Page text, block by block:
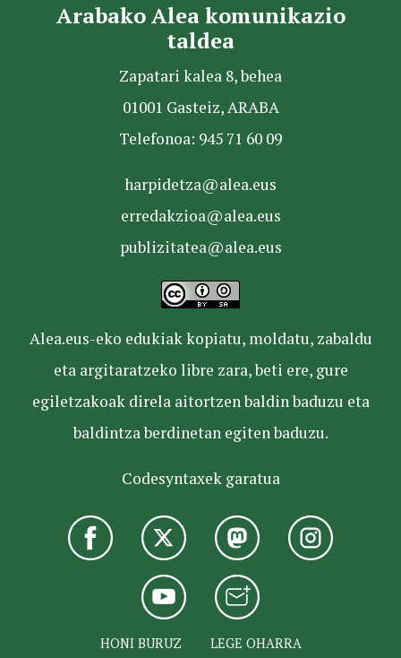
Arabako Alea komunikazio
taldea
Zapatari kalea 8, behea
01001 Gasteiz, ARABA
Telefonoa: 945 71 60 09
harpidetza@alea.eus
erredakzioa@alea.eus
publizitatea@alea.eus
Alea.eus-eko edukiak kopiatu, moldatu, zabaldu
eta argitaratzeko libre zara, beti ere, gure
egiletzakoak direla aitortzen baldin baduzu eta
baldintza berdinetan egiten baduzu.
Codesyntaxek garatua
HONI BURUZ
LEGE OHARRA